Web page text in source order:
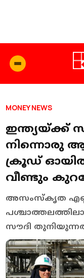
MONEY NEWS
ഇന്ത്യയ്ക്ക്
നിന്നൊരു
ക്രൂഡ് ഓയില്‍
വീണ്ടും
അസംസ്‌കൃത
സൗദി